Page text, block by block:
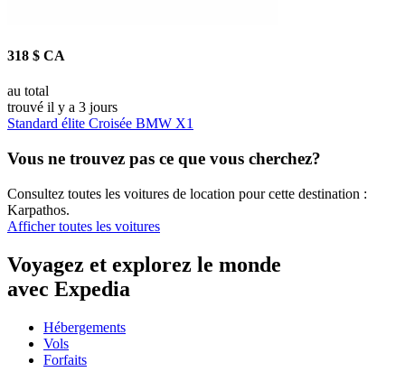
318 $ CA
au total
trouvé il y a 3 jours
Standard élite Croisée BMW X1
Vous ne trouvez pas ce que vous cherchez?
Consultez toutes les voitures de location pour cette destination :
Karpathos.
Afficher toutes les voitures
Voyagez et explorez le monde
avec Expedia
Hébergements
Vols
Forfaits